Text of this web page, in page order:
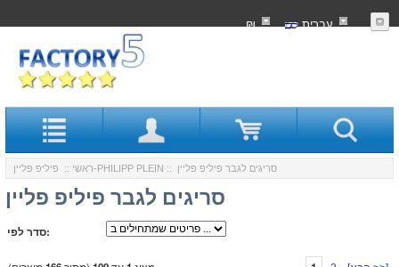
עִברִית ₪
ראשי :: פיליפ פליין-PHILIPP PLEIN :: סריגים לגבר פיליפ פליין
סריגים לגבר פיליפ פליין
סדר לפי: